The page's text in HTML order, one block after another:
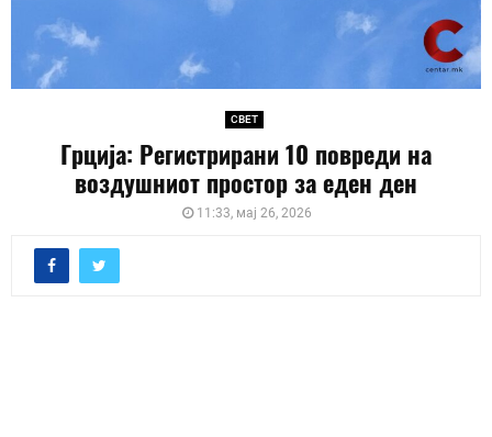
СВЕТ
Грција: Регистрирани 10 повреди на
воздушниот простор за еден ден
11:33, мај 26, 2026